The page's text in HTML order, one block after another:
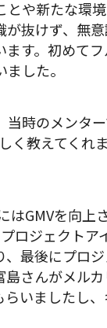
や新たな環
抜けず、無
す。初めて
した。
時のメンタ
教えてくれま
はGMVを向上
ロジェクトア
最後にプロ
さんがメル
いましたし